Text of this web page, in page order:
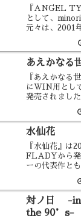
『ANGEL
として、
元々は、2001
minoriからの
あえかなる
『あえかなる
にWIN用とし
発売されまし
品が本作でし
水仙花
『水仙花』は
FLADYから
ーの代表作と
っておくべき
対ノ日 -in
the 90’s-